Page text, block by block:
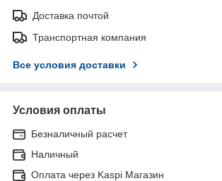
Доставка почтой
Транспортная компания
Все условия доставки
Условия оплаты
Безналичный расчет
Наличный
Оплата через Kaspi Магазин